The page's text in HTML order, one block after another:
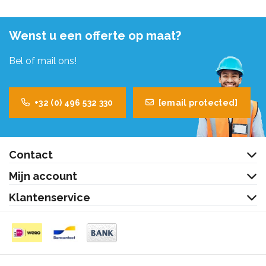
Wenst u een offerte op maat?
Bel of mail ons!
+32 (0) 496 532 330 [email protected]
Contact
Mijn account
Klantenservice